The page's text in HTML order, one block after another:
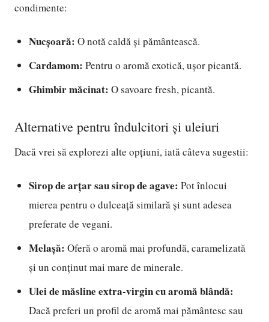
condimente:
Nucșoară: O notă caldă și pământească.
Cardamom: Pentru o aromă exotică, ușor picantă.
Ghimbir măcinat: O savoare fresh, picantă.
Alternative pentru îndulcitori și uleiuri
Dacă vrei să explorezi alte opțiuni, iată câteva sugestii:
Sirop de arțar sau sirop de agave: Pot înlocui
mierea pentru o dulceață similară și sunt adesea
preferate de vegani.
Melașă: Oferă o aromă mai profundă, caramelizată
și un conținut mai mare de minerale.
Ulei de măsline extra-virgin cu aromă blândă:
Dacă preferi un profil de aromă mai pământesc sau